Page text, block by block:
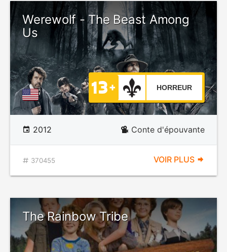
Werewolf - The Beast Among
Us
HORREUR
2012 Conte d'épouvante
370455 VOIR PLUS
The Rainbow Tribe